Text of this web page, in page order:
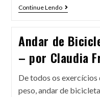
Continue Lendo
Andar de
– por Claudia
De todos os
peso, andar de